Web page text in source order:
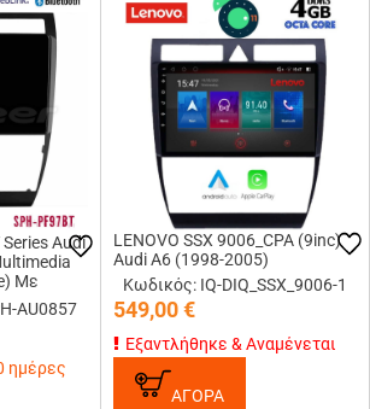
Audi
Με
Auto
AU0857
ημέρες
LENOVO SSX 9006_CPA (9inc)
Audi A6 (1998-2005)
Κωδικός: IQ-DIQ_SSX_9006-1
549,00€
Εξαντλήθηκε & Αναμένεται
ΑΓΟΡΑ